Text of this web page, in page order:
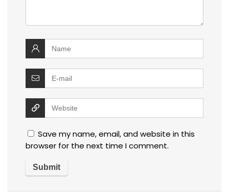
Save my name, email, and website in this
browser for the next time I comment.